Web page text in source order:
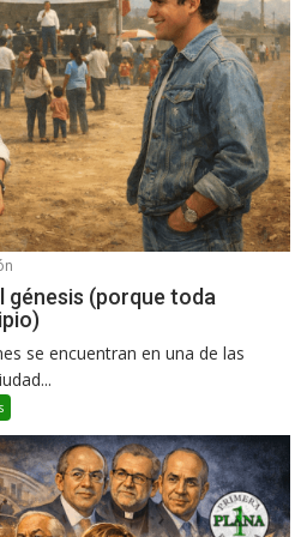
génesis (porque toda
se encuentran en una de las